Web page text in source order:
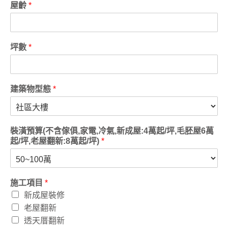
屋齡 *
坪數 *
建築物型態 *
裝潢預算(不含傢俱,家電,冷氣,新成屋:4萬起/坪,毛胚屋6萬
起/坪,老屋翻新:8萬起/坪) *
施工項目 *
新成屋裝修
老屋翻新
透天厝翻新